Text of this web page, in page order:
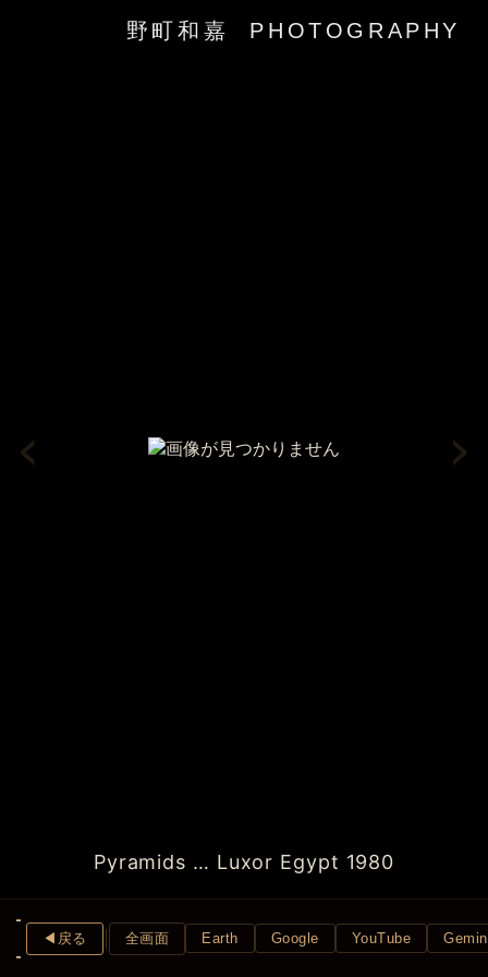
野町和嘉 PHOTOGRAPHY
‹
Pyramids … Luxor Egypt 1980
›
◀︎戻る 全画面 Earth Google YouTube